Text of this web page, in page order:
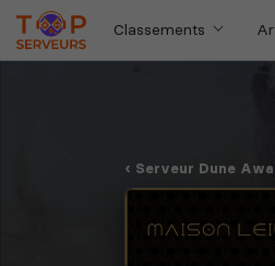
Classements
Serveur Dune